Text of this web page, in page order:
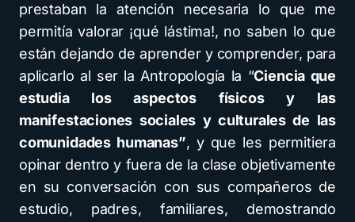
prestaban la atención necesaria lo que me
permitía valorar ¡qué lástima!, no saben lo que
están dejando de aprender y comprender, para
aplicarlo al ser la Antropología la “Ciencia que
estudia los aspectos físicos y las
manifestaciones sociales y culturales de las
comunidades humanas”, y que les permitiera
opinar dentro y fuera de la clase objetivamente
en su conversación con sus compañeros de
estudio, padres, familiares, demostrando